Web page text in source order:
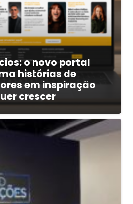
o novo portal
histórias de
em inspiração
crescer